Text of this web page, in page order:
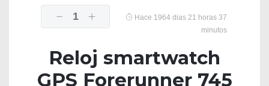
1
Hace 1964 dias 21 horas 37
minutos
Reloj smartwatch
GPS Forerunner 745